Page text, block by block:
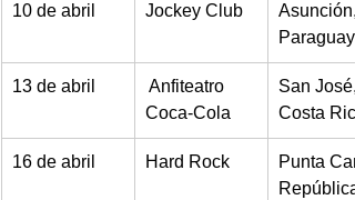
​10 de abril ​Jockey Club
​Asunción,
Paraguay
​13 de abril
​ Anfiteatro
Coca-Cola
​San José,
Costa
​16 de abril ​Hard Rock
​Punta
República